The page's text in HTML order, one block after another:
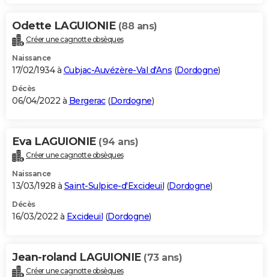
Odette LAGUIONIE (88 ans)
Créer une cagnotte obsèques
Naissance
17/02/1934 à Cubjac-Auvézère-Val d'Ans (Dordogne)
Décès
06/04/2022 à Bergerac(Dordogne)
Eva LAGUIONIE (94 ans)
Créer une cagnotte obsèques
Naissance
13/03/1928 à Saint-Sulpice-d'Excideuil (Dordogne)
Décès
16/03/2022 à Excideuil (Dordogne)
Jean-roland LAGUIONIE (73 ans)
Créer une cagnotte obsèques